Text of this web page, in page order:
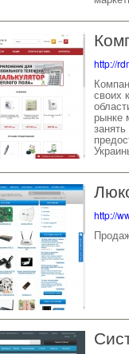
http://
своих
рынке
http://